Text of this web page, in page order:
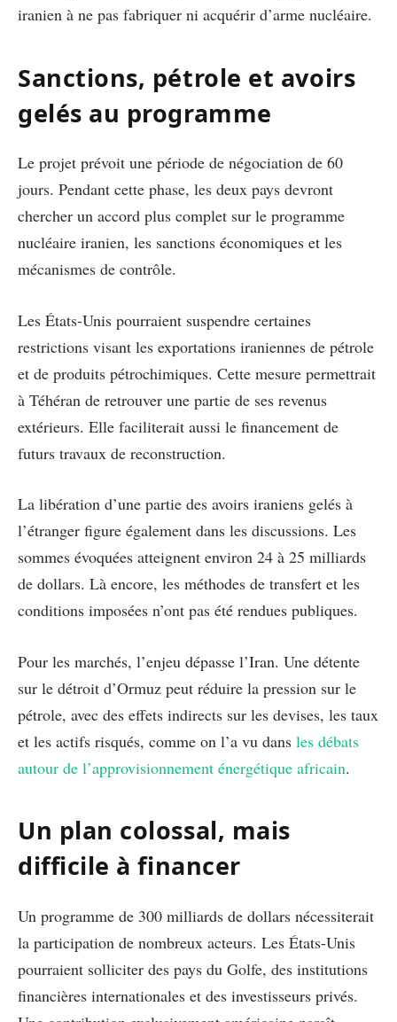
iranien à ne pas fabriquer ni acquérir d’arme nucléaire.
Sanctions, pétrole et avoirs
gelés au programme
Le projet prévoit une période de négociation de 60
jours. Pendant cette phase, les deux pays devront
chercher un accord plus complet sur le programme
nucléaire iranien, les sanctions économiques et les
mécanismes de contrôle.
Les États-Unis pourraient suspendre certaines
restrictions visant les exportations iraniennes de pétrole
et de produits pétrochimiques. Cette mesure permettrait
à Téhéran de retrouver une partie de ses revenus
extérieurs. Elle faciliterait aussi le financement de
futurs travaux de reconstruction.
La libération d’une partie des avoirs iraniens gelés à
l’étranger figure également dans les discussions. Les
sommes évoquées atteignent environ 24 à 25 milliards
de dollars. Là encore, les méthodes de transfert et les
conditions imposées n’ont pas été rendues publiques.
Pour les marchés, l’enjeu dépasse l’Iran. Une détente
sur le détroit d’Ormuz peut réduire la pression sur le
pétrole, avec des effets indirects sur les devises, les taux
et les actifs risqués, comme on l’a vu dans les débats
autour de l’approvisionnement énergétique africain.
Un plan colossal, mais
difficile à financer
Un programme de 300 milliards de dollars nécessiterait
la participation de nombreux acteurs. Les États-Unis
pourraient solliciter des pays du Golfe, des institutions
financières internationales et des investisseurs privés.